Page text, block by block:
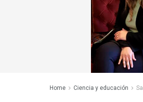
Home Ciencia y educación